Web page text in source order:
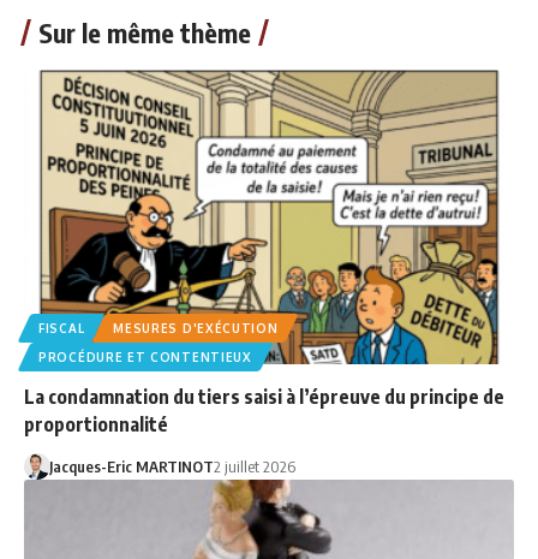
Sur le même thème
FISCAL
MESURES D'EXÉCUTION
PROCÉDURE ET CONTENTIEUX
La condamnation du tiers saisi à l’épreuve du principe de
proportionnalité
Jacques-Eric MARTINOT2 juillet 2026